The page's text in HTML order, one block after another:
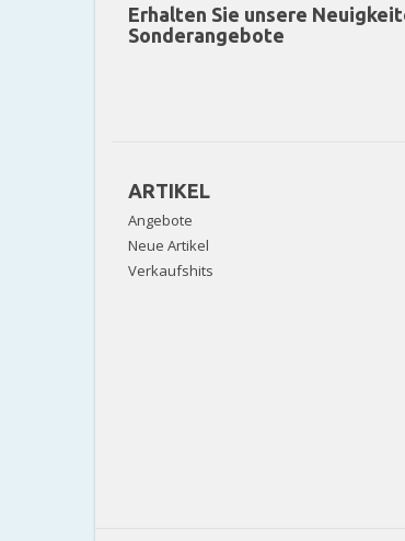
Erhalten Sie unsere
Sonderangebote
ARTIKEL
Angebote
Neue Artikel
Verkaufshits